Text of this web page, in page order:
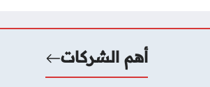
أهم الشركات